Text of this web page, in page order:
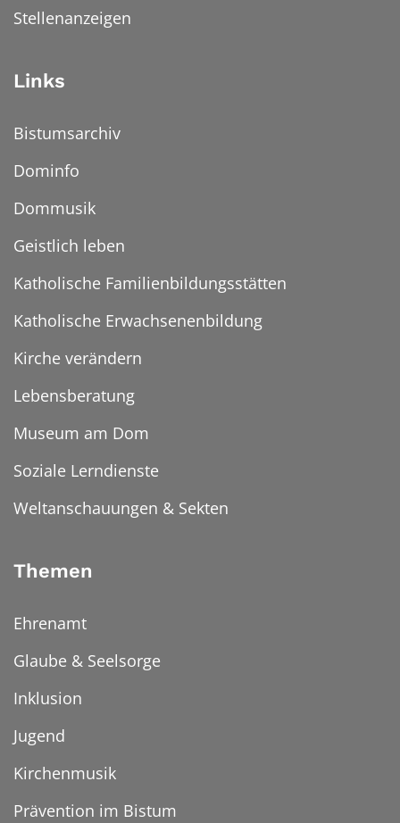
Stellenanzeigen
Links
Bistumsarchiv
Dominfo
Dommusik
Geistlich leben
Katholische Familienbildungsstätten
Katholische Erwachsenenbildung
Kirche verändern
Lebensberatung
Museum am Dom
Soziale Lerndienste
Weltanschauungen & Sekten
Themen
Ehrenamt
Glaube & Seelsorge
Inklusion
Jugend
Kirchenmusik
Prävention im Bistum